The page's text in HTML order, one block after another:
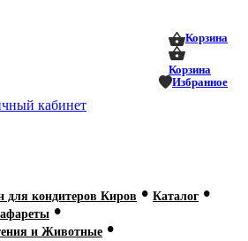
Корзина
Корзина
Избранное
кабинет
для кондитеров Киров • Каталог •
•
и Животные •